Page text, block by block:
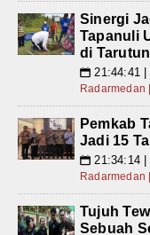
Sinergi
Tapanuli
di
📅 21:44:41
Radarmedan
Pemkab
Jadi 15
📅 21:34:14
Radarmedan
Tujuh
Sebuah